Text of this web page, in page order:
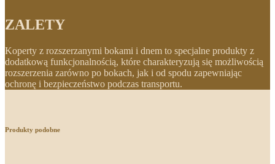
ZALETY
Koperty z rozszerzanymi bokami i dnem to specjalne produkty z
dodatkową funkcjonalnością, które charakteryzują się możliwością
rozszerzenia zarówno po bokach, jak i od spodu zapewniając
ochronę i bezpieczeństwo podczas transportu.
Produkty podobne